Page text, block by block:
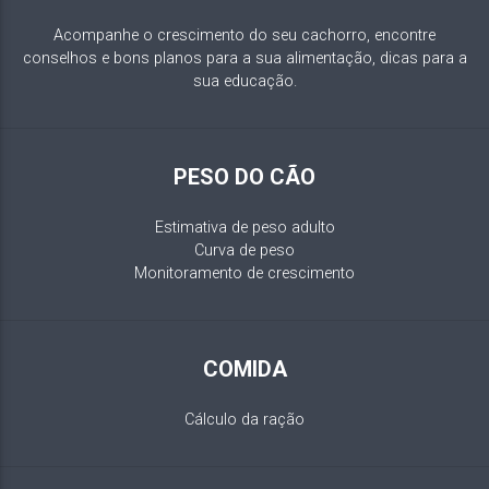
Acompanhe o crescimento do seu cachorro, encontre
conselhos e bons planos para a sua alimentação, dicas para a
sua educação.
PESO DO CÃO
Estimativa de peso adulto
Curva de peso
Monitoramento de crescimento
COMIDA
Cálculo da ração